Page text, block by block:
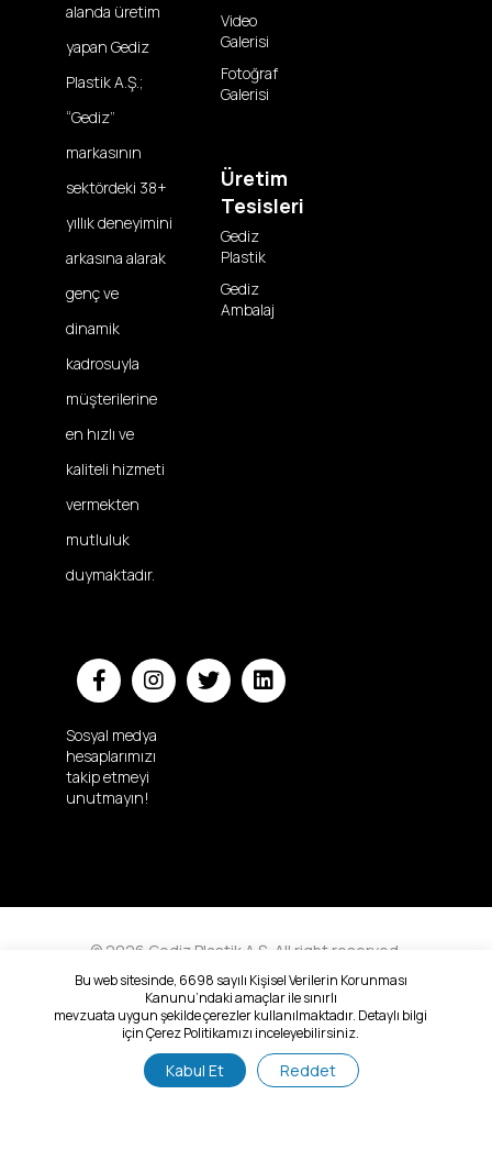
alanda üretim
yapan Gediz
Plastik A.Ş.;
“Gediz”
markasının
sektördeki 38+
yıllık deneyimini
arkasına alarak
genç ve
dinamik
kadrosuyla
müşterilerine
en hızlı ve
kaliteli hizmeti
vermekten
mutluluk
duymaktadır.
Sosyal medya
hesaplarımızı
takip etmeyi
unutmayın!
Video
Galerisi
Fotoğraf
Galerisi
Üretim
Tesisleri
Gediz
Plastik
Gediz
Ambalaj
© 2026 Gediz Plastik A.Ş. All right reserved.
Bilgi
Hizmetleri
Kişisel
Verilerin
Korunması
Gizlilik ve
Çerez
Politikası
Site
Bu web sitesinde, 6698 sayılı Kişisel Verilerin Korunması
Kanunu’ndaki amaçlar ile sınırlı
mevzuata uygun şekilde çerezler kullanılmaktadır. Detaylı bilgi
için Çerez Politikamızı inceleyebilirsiniz.
Kabul Et Reddet